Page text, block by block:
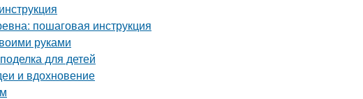
пошаговая инструкция
руками
для детей
и вдохновение